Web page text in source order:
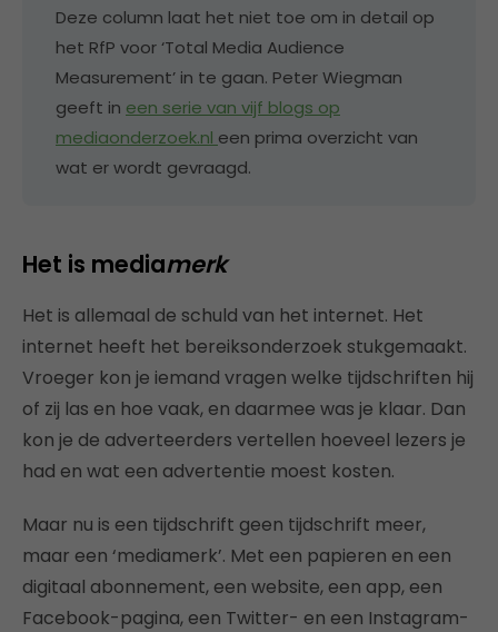
Deze column laat het niet toe om in detail op
het RfP voor ‘Total Media Audience
Measurement’ in te gaan. Peter Wiegman
geeft in een serie van vijf blogs op
mediaonderzoek.nl een prima overzicht van
wat er wordt gevraagd.
Het is mediamerk
Het is allemaal de schuld van het internet. Het
internet heeft het bereiksonderzoek stukgemaakt.
Vroeger kon je iemand vragen welke tijdschriften hij
of zij las en hoe vaak, en daarmee was je klaar. Dan
kon je de adverteerders vertellen hoeveel lezers je
had en wat een advertentie moest kosten.
Maar nu is een tijdschrift geen tijdschrift meer,
maar een ‘mediamerk’. Met een papieren en een
digitaal abonnement, een website, een app, een
Facebook-pagina, een Twitter- en een Instagram-